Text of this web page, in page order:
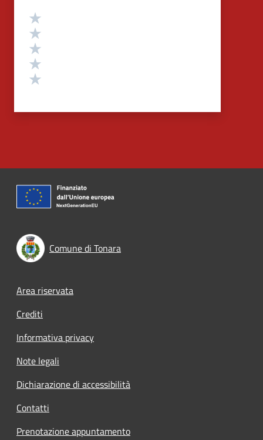
Valutazione
Comune di Tonara
Footer menu
Area riservata
Crediti
Informativa privacy
Note legali
Dichiarazione di accessibilità
Contatti
Prenotazione appuntamento